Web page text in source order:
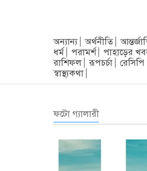
অন্যান্য অর্থনীতি
ধর্ম
পরামর্শ পাহাড়ের
রাশিফল
রূপচর্চা রেসিপি
স্বাস্থ্যকথা
ফটো গ্যালারী